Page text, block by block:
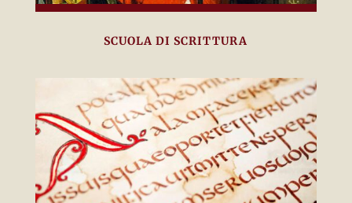
SCUOLA DI SCRITTURA